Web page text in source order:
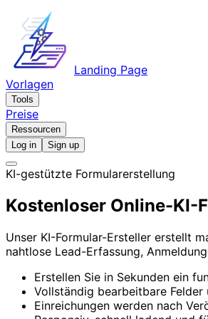
Landing Page
Vorlagen
Tools
Preise
Ressourcen
Log in
Sign up
KI-gestützte Formularerstellung
Kostenloser Online-KI-
Unser KI-Formular-Ersteller erstellt
nahtlose Lead-Erfassung,
Erstellen Sie in Sekunden ein
Vollständig bearbeitbare Felder
Einreichungen werden nach